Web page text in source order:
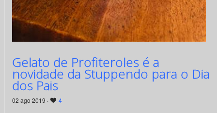
Gelato de Profiteroles é a
novidade da Stuppendo para o Dia
dos Pais
02 ago 2019 · 4